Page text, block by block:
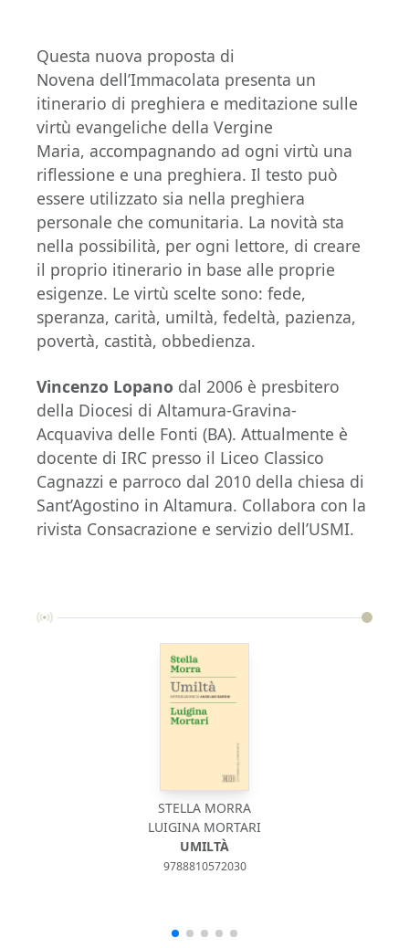
Questa nuova proposta di
Novena dell’Immacolata presenta un
itinerario di preghiera e meditazione sulle
virtù evangeliche della Vergine
Maria, accompagnando ad ogni virtù una
riflessione e una preghiera. Il testo può
essere utilizzato sia nella preghiera
personale che comunitaria. La novità sta
nella possibilità, per ogni lettore, di creare
il proprio itinerario in base alle proprie
esigenze. Le virtù scelte sono: fede,
speranza, carità, umiltà, fedeltà, pazienza,
povertà, castità, obbedienza.
Vincenzo Lopano dal 2006 è presbitero
della Diocesi di Altamura-Gravina-
Acquaviva delle Fonti (BA). Attualmente è
docente di IRC presso il Liceo Classico
Cagnazzi e parroco dal 2010 della chiesa di
Sant’Agostino in Altamura. Collabora con la
rivista Consacrazione e servizio dell’USMI.
STELLA MORRA
LUIGINA MORTARI
UMILTÀ
9788810572030